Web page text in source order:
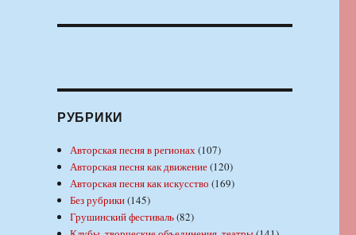
РУБРИКИ
Авторская песня в регионах(107)
Авторская песня как движение(120)
Авторская песня как искусство (169)
Без рубрики(145)
Грушинский фестиваль(82)